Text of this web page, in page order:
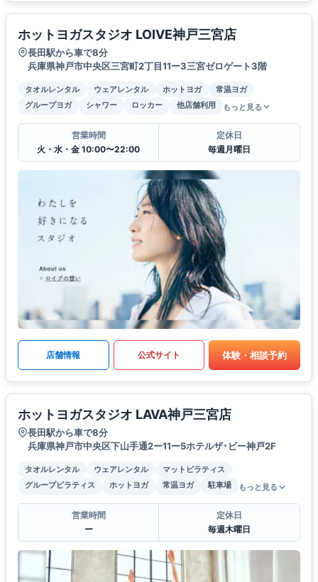
ホットヨガスタジオ LOIVE神戸三宮店
長田駅から車で8分
兵庫県神戸市中央区三宮町2丁目11ー3三宮ゼロゲート3階
タオルレンタル ウェアレンタル ホットヨガ
常温ヨガ
グループヨガ
シャワー ロッカー 他店舗利用 もっと見る
営業時間
火・水・金 10:00〜22:00
定休日
毎週月曜日
店舗情報 公式サイト 体験・相談予約
ホットヨガスタジオ LAVA神戸三宮店
長田駅から車で8分
兵庫県神戸市中央区下山手通2ー11ー5ホテルザ･ビー神戸2F
タオルレンタル ウェアレンタル
マットピラティス
グループピラティス
ホットヨガ 常温ヨガ 駐車場 もっと見る
営業時間
ー
定休日
毎週木曜日